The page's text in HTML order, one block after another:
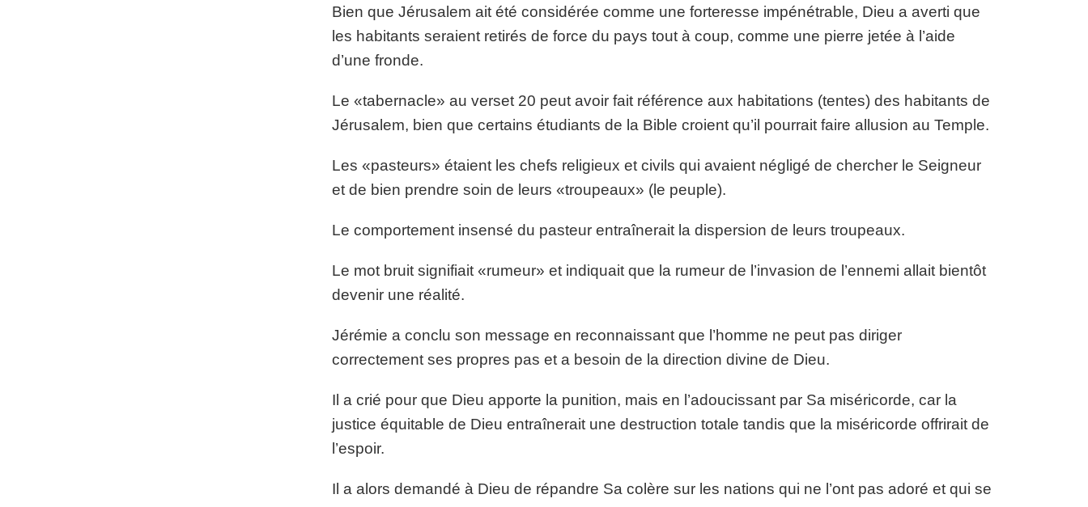
Bien que Jérusalem ait été considérée comme une forteresse impénétrable, Dieu a averti que
les habitants seraient retirés de force du pays tout à coup, comme une pierre jetée à l’aide
d’une fronde.
Le «tabernacle» au verset 20 peut avoir fait référence aux habitations (tentes) des habitants de
Jérusalem, bien que certains étudiants de la Bible croient qu’il pourrait faire allusion au Temple.
Les «pasteurs» étaient les chefs religieux et civils qui avaient négligé de chercher le Seigneur
et de bien prendre soin de leurs «troupeaux» (le peuple).
Le comportement insensé du pasteur entraînerait la dispersion de leurs troupeaux.
Le mot bruit signifiait «rumeur» et indiquait que la rumeur de l’invasion de l’ennemi allait bientôt
devenir une réalité.
Jérémie a conclu son message en reconnaissant que l’homme ne peut pas diriger
correctement ses propres pas et a besoin de la direction divine de Dieu.
Il a crié pour que Dieu apporte la punition, mais en l’adoucissant par Sa miséricorde, car la
justice équitable de Dieu entraînerait une destruction totale tandis que la miséricorde offrirait de
l’espoir.
Il a alors demandé à Dieu de répandre Sa colère sur les nations qui ne l’ont pas adoré et qui se